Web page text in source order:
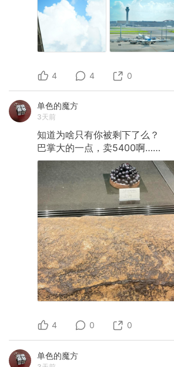
4 4 0
单色的魔方
3天前
知道为啥只有你被剩下了么？
巴掌大的一点，卖5400啊……
4 0 0
单色的魔方